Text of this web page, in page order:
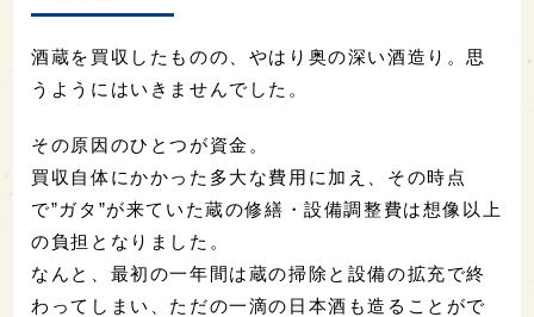
酒蔵を買収したものの、やはり奥の深い酒造り。思
うようにはいきませんでした。
その原因のひとつが資金。
買収自体にかかった多大な費用に加え、その時点
で”ガタ”が来ていた蔵の修繕・設備調整費は想像以上
の負担となりました。
なんと、最初の一年間は蔵の掃除と設備の拡充で終
わってしまい、ただの一滴の日本酒も造ることがで